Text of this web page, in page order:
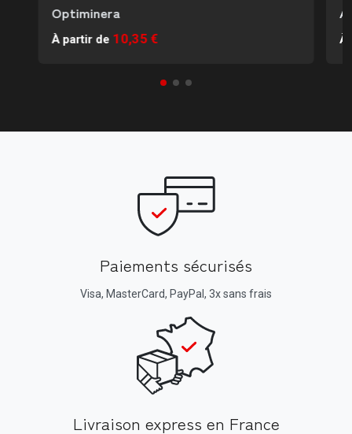
Optiminera
À partir de 10,35 € À
Paiements sécurisés
Visa, MasterCard, PayPal, 3x sans frais
Livraison express en France